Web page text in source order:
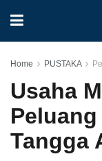
Home PUSTAKA
Usaha
Tangga